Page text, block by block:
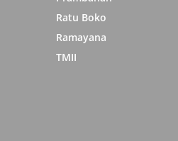
Ratu Boko
Ramayana
TMII